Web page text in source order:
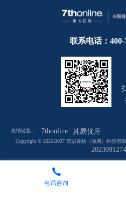
联系电话：400-
友情链接： 7thonline 其易优库
Copyright © 2026-2027 第柒在线（深圳）科技有
电话咨询